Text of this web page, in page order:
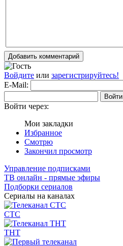
Добавить комментарий
Войдите или зарегистрируйтесь!
E-Mail:
Войти
Войти через:
Мои закладки
Избранное
Смотрю
Закончил просмотр
Управление подписками
ТВ онлайн - прямые эфиры
Подборки сериалов
Сериалы на каналах
СТС
ТНТ